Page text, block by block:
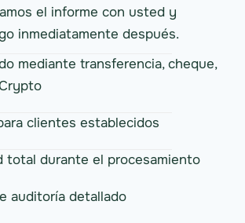
el informe con usted y
inmediatamente después.
mediante transferencia, cheque,
clientes establecidos
total durante el procesamiento
auditoría detallado